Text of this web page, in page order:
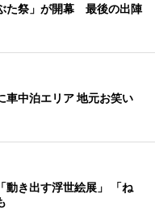
た祭」が開幕 最後の出陣
車中泊エリア 地元お笑い
動き出す浮世絵展」 「ね